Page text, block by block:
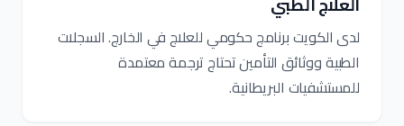
لدى الكويت برنامج حكومي للعلاج في الخارج. السجلات
الطبية ووثائق التأمين تحتاج ترجمة معتمدة
للمستشفيات البريطانية.